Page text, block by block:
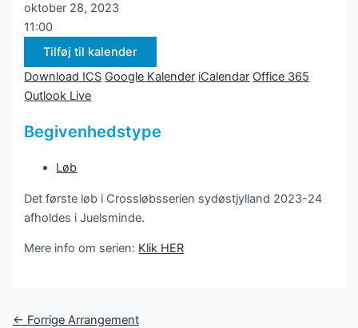
oktober 28, 2023
11:00
Tilføj til kalender
Download ICS Google Kalender iCalendar Office 365
Outlook Live
Begivenhedstype
Løb
Det første løb i Crossløbsserien sydøstjylland 2023-24
afholdes i Juelsminde.
Mere info om serien: Klik HER
Post
← Forrige Arrangement